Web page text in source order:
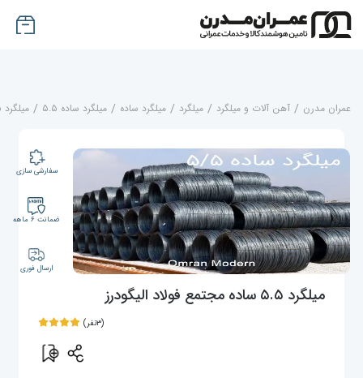
عمران مدرن / آهن آلات و میلگرد / میلگرد / میلگرد ساده / میلگرد ساده ۵.۵ / میلگرد ۵.۵ ساده مجتمع فولاد الیگودرز
سفارشی سازی
ضمانت ۶ ماهه
ارسال فوری
میلگرد ۵.۵ ساده مجتمع فولاد الیگودرز
(۳نفر)